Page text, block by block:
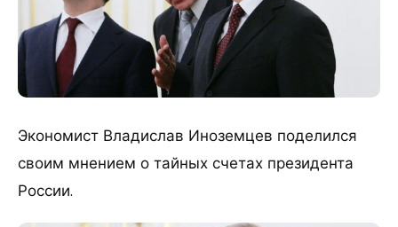
Экономист Владислав Иноземцев поделился
своим мнением о тайных счетах президента
России.